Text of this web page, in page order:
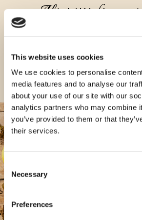
This website uses cookies
We use cookies to personalise
media features and to analyse our
about your use of our site with our
analytics partners who may combine
you’ve provided to them or that
their services.
Consent
Selection
Necessary
Preferences
Altri tipi di